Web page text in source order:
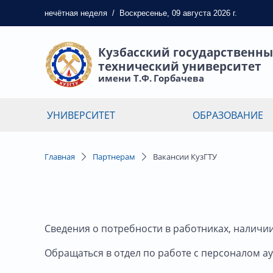
нечётная неделя / Воскресенье, 09 августа 2026 г.
Кузбасский
технический университет
имени Т.Ф. Горбачева
УНИВЕРСИТЕТ ОБРАЗОВАНИЕ
Главная Партнерам Вакансии КузГТУ
Сведения о потребности в работниках,
Обращаться в отдел по работе с персоналом